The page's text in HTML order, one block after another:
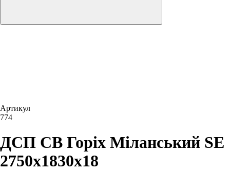
Артикул
774
ДСП СВ Горіх Міланський SE
2750х1830х18